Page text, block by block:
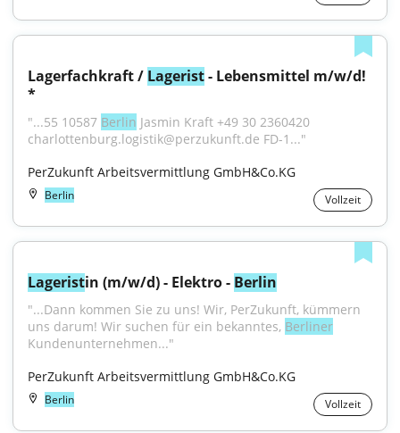
Lagerfachkraft / Lagerist - Lebensmittel m/w/d!
*
"...55 10587 Berlin Jasmin Kraft +49 30 2360420
charlottenburg.logistik@perzukunft.de FD-1..."
PerZukunft Arbeitsvermittlung GmbH&Co.KG
Berlin Vollzeit
Lageristin (m/w/d) - Elektro - Berlin
"...Dann kommen Sie zu uns! Wir, PerZukunft, kümmern
uns darum! Wir suchen für ein bekanntes, Berliner
Kundenunternehmen..."
PerZukunft Arbeitsvermittlung GmbH&Co.KG
Berlin Vollzeit